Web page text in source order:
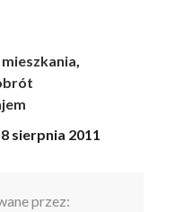
mieszkania,
sierpnia 2011
przez: